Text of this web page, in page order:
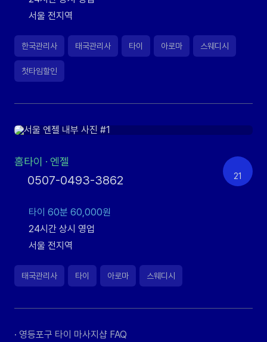
서울 전지역
한국관리사 태국관리사 타이 아로마 스웨디시
첫타임할인
홈타이 · 엔젤
0507-0493-3862 21
타이 60분 60,000원
24시간 상시 영업
서울 전지역
태국관리사 타이 아로마 스웨디시
· 영등포구 타이 마사지샵 FAQ